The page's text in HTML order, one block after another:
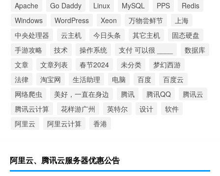
Apache Go Daddy Linux MySQL PPS
Redis
Windows
WordPress Xeon 万物尝鲜节
上海
中央处理器
云主机 今日头条 其它主机
固态硬盘
手游攻略
技术 操作系统 支付 可以很 ____
数据库
文章
文章列表 春节2024 未分类
梦幻西游
法律
淘宝网 生活助理 电脑 百度
百度云
网络爬虫
美好，一直在身边 腾讯 腾讯QQ
腾讯云
腾讯云计算
花样游广州 英特尔 设计
软件
阿里云
阿里云计算 香港
阿里云、腾讯云服务器优惠公告